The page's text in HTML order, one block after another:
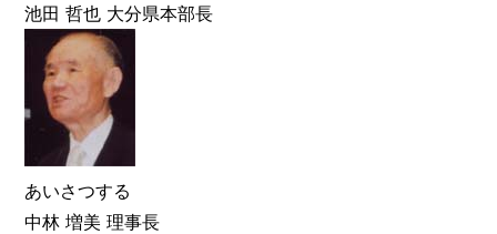
池田 哲也 大分県本部長
あいさつする
中林 増美 理事長